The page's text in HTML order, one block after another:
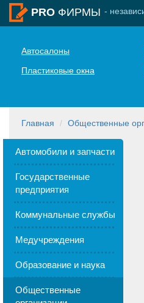
PRO ФИРМЫ -
Автосалоны
Пластиковые окна
Главная Общественные
Автомобили и запчасти
Государственные
предприятия
Коммунальные службы
Медучреждения
Образование и наука
Общественные